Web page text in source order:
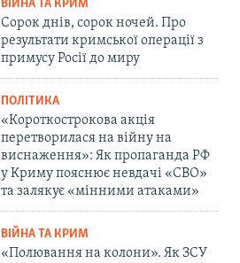
ВІЙНА ТА КРИМ
Сорок днів, сорок ночей. Про
результати кримської операції з
примусу Росії до миру
ПОЛІТИКА
«Короткострокова акція
перетворилася на війну на
виснаження»: Як пропаганда РФ
у Криму пояснює невдачі «СВО»
та залякує «мінними атаками»
ВІЙНА ТА КРИМ
«Полювання на колони». Як ЗСУ